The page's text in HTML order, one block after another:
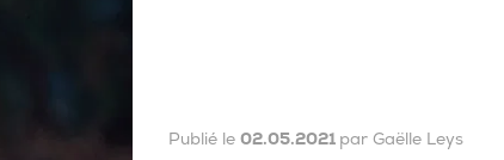
Publié le 02.05.2021 par Gaëlle Leys